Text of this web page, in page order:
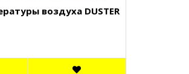
воздуха DUSTER